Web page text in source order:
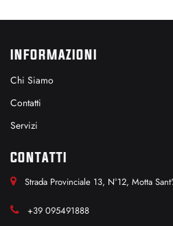
INFORMAZIONI
Chi Siamo
Contatti
Servizi
CONTATTI
Strada Provinciale 13, N°12, Motta
+39 095491888